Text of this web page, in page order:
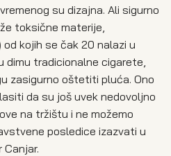
su dizajna. Ali sigurno
toksične materije,
kojih se čak 20 nalazi u
tradicionalne cigarete,
zasigurno oštetiti pluća. Ono
da su još uvek nedovoljno
na tržištu i ne možemo
posledice izazvati u